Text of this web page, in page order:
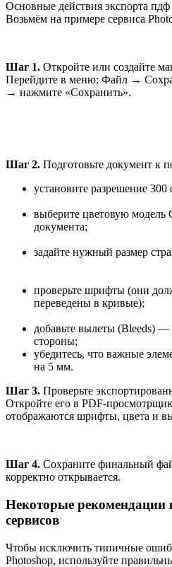
Основные действия экспорта
Возьмём на примере сервиса
Шаг 1. Откройте или создайте
Перейдите в меню: Файл →
→ нажмите «Сохранить».
Шаг 2. Подготовьте документ к
установите разрешение 300
выберите цветовую модель
документа;
задайте нужный размер
проверьте шрифты (они
переведены в кривые);
добавьте вылеты (Bleeds)
стороны;
убедитесь, что важные
на 5 мм.
Шаг 3. Проверьте
Откройте его в PDF-
отображаются шрифты, цвета и
Шаг 4. Сохраните финальный
корректно открывается.
Некоторые рекомендации
сервисов
Чтобы исключить типичные
Photoshop, используйте